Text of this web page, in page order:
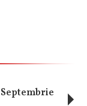
Septembrie